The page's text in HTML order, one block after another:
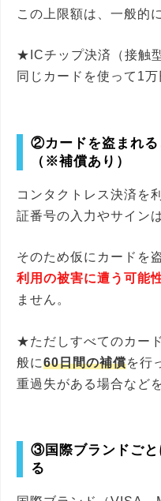
この上限額は、一般的に
★ICチップ決済（接触
同じカードを使って1
②カードを盗まれる
（※補償あり）
コンタクトレス決済を
証番号の入力やサイン
そのため仮にカードを
利用の被害に遭う可能
ません。
★ただしすべてのカー
般に60日間の補償を行
重過失がある場合など
③国際ブランドごと
る